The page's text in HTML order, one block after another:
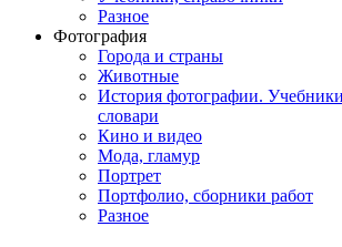
Разное
Фотография
Города и страны
Животные
История фотографии.
словари
Кино и видео
Мода, гламур
Портрет
Портфолио, сборники работ
Разное